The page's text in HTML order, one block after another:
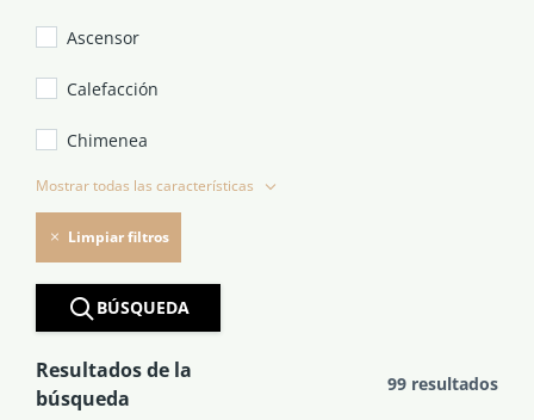
Ascensor
Calefacción
Chimenea
Mostrar todas las características
Limpiar filtros
BÚSQUEDA
Resultados de la
búsqueda
99 resultados